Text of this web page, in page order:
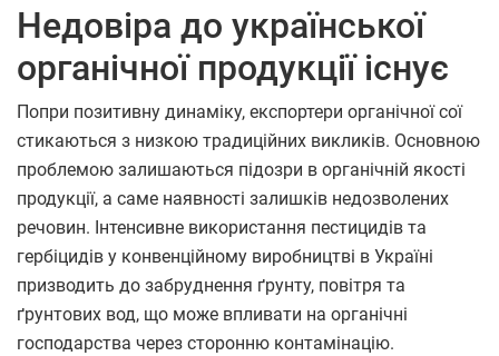
Недовіра до української
органічної продукції існує
Попри позитивну динаміку, експортери органічної сої
стикаються з низкою традиційних викликів. Основною
проблемою залишаються підозри в органічній якості
продукції, а саме наявності залишків недозволених
речовин. Інтенсивне використання пестицидів та
гербіцидів у конвенційному виробництві в Україні
призводить до забруднення ґрунту, повітря та
ґрунтових вод, що може впливати на органічні
господарства через сторонню контамінацію.